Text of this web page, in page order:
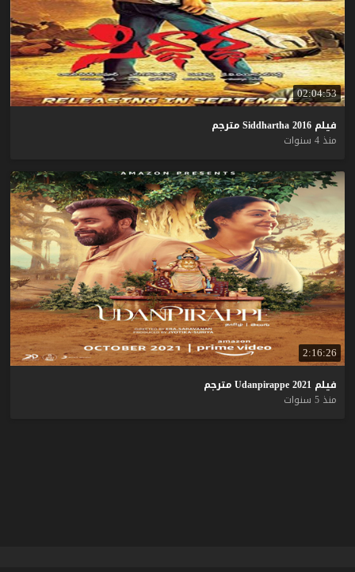
02:04:53
فيلم Siddhartha 2016
مترجم
منذ 4 سنوات
2:16:26
فيلم Udanpirappe 2021
مترجم
منذ 5 سنوات